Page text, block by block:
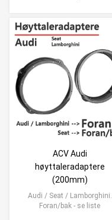
ACV Audi
høyttaleradaptere
(200mm)
Audi / Seat / Lamborghini.
Foran/bak - se liste